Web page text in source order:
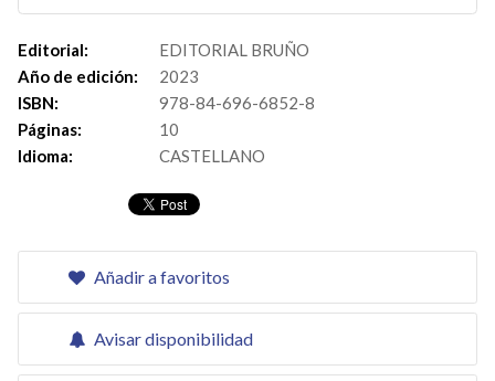
Editorial:
EDITORIAL BRUÑO
Año de edición:
2023
ISBN:
978-84-696-6852-8
Páginas:
10
Idioma:
CASTELLANO
Añadir a favoritos
Avisar disponibilidad